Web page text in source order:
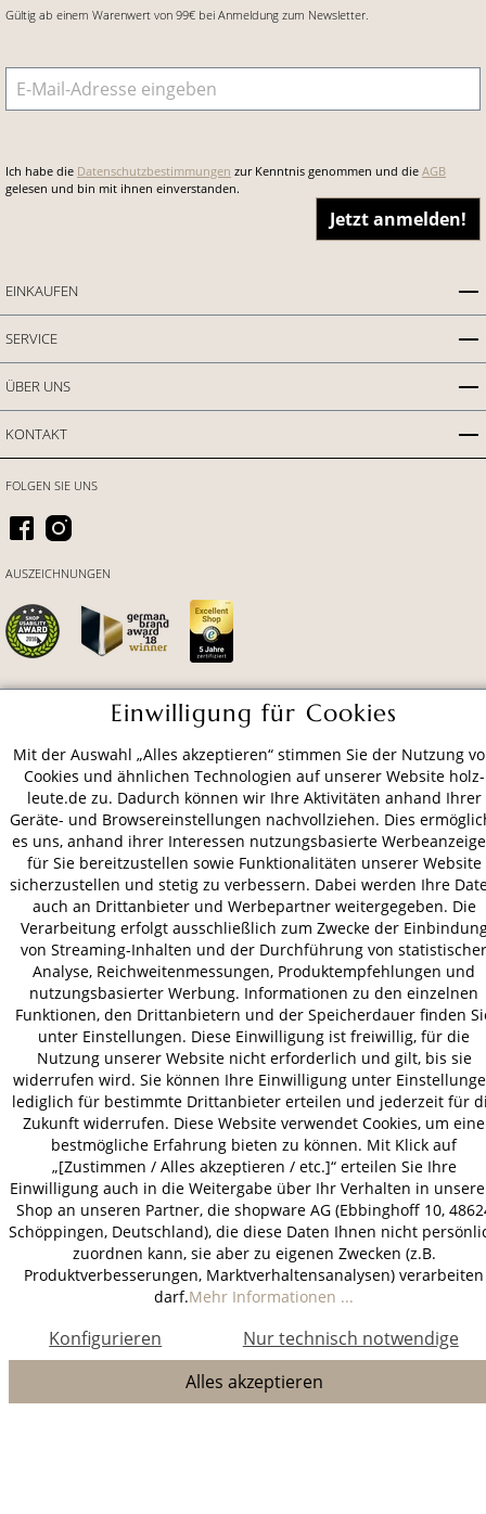
Gültig ab einem Warenwert von 99€ bei Anmeldung zum Newsletter.
E-Mail-Adresse
Ich habe die Datenschutzbestimmungen zur Kenntnis genommen und die AGB
gelesen und bin mit ihnen einverstanden.
Jetzt anmelden!
EINKAUFEN
SERVICE
ÜBER UNS
KONTAKT
VERSAND
FOLGEN SIE UNS
AUSZEICHNUNGEN
AGB Datenschutz
Impressum
© 2026 HOLZ-LEUTE
* Alle Preise inkl. gesetzl. Mehrwertsteuer zzgl.Versandkosten.
Einwilligung für Cookies
Mit der Auswahl „Alles akzeptieren“ stimmen Sie der Nutzung
Cookies und ähnlichen Technologien auf unserer Website holz-
leute.de zu. Dadurch können wir Ihre Aktivitäten anhand Ihrer
Geräte- und Browsereinstellungen nachvollziehen. Dies
es uns, anhand ihrer Interessen nutzungsbasierte
für Sie bereitzustellen sowie Funktionalitäten unserer Website
sicherzustellen und stetig zu verbessern. Dabei werden Ihre
auch an Drittanbieter und Werbepartner weitergegeben. Die
Verarbeitung erfolgt ausschließlich zum Zwecke der
von Streaming-Inhalten und der Durchführung von statistischer
Analyse, Reichweitenmessungen, Produktempfehlungen und
nutzungsbasierter Werbung. Informationen zu den einzelnen
Funktionen, den Drittanbietern und der Speicherdauer finden
unter Einstellungen. Diese Einwilligung ist freiwillig, für die
Nutzung unserer Website nicht erforderlich und gilt, bis sie
widerrufen wird. Sie können Ihre Einwilligung unter
lediglich für bestimmte Drittanbieter erteilen und jederzeit für
Zukunft widerrufen. Diese Website verwendet Cookies, um eine
bestmögliche Erfahrung bieten zu können. Mit Klick auf
„[Zustimmen / Alles akzeptieren / etc.]“ erteilen Sie Ihre
Einwilligung auch in die Weitergabe über Ihr Verhalten in
Shop an unseren Partner, die shopware AG (Ebbinghoff 10,
Schöppingen, Deutschland), die diese Daten Ihnen nicht
zuordnen kann, sie aber zu eigenen Zwecken (z.B.
Produktverbesserungen, Marktverhaltensanalysen) verarbeiten
darf.Mehr Informationen ...
Nur technisch notwendige
Konfigurieren
Alles akzeptieren